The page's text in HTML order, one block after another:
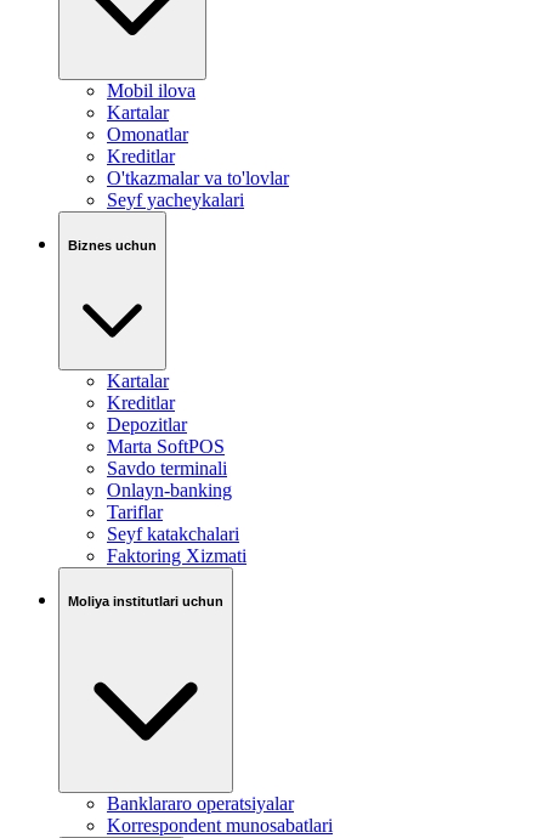
Mobil ilova
Kartalar
Omonatlar
Kreditlar
O'tkazmalar va to'lovlar
Seyf yacheykalari
Biznes uchun
Kartalar
Kreditlar
Depozitlar
Marta SoftPOS
Savdo terminali
Onlayn-banking
Tariflar
Seyf katakchalari
Faktoring Xizmati
Moliya institutlari uchun
Banklararo operatsiyalar
Korrespondent munosabatlari